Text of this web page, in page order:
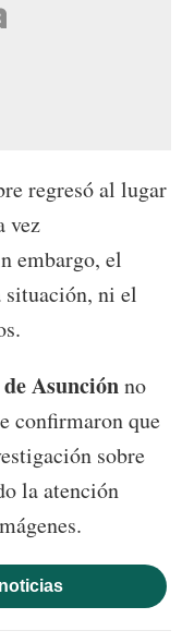
regresó al lugar
vez
embargo, el
situación, ni el
Asunciónno
confirmaron que
sobre
la atención